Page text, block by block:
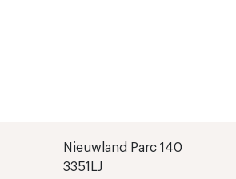
Nieuwland Parc 140
3351LJ